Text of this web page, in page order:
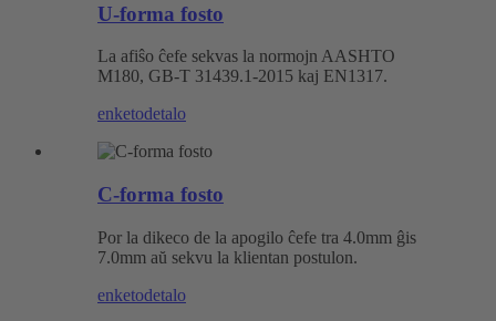
U-forma fosto
La afiŝo ĉefe sekvas la normojn AASHTO
M180, GB-T 31439.1-2015 kaj EN1317.
enketodetalo
C-forma fosto
Por la dikeco de la apogilo ĉefe tra 4.0mm ĝis
7.0mm aŭ sekvu la klientan postulon.
enketodetalo